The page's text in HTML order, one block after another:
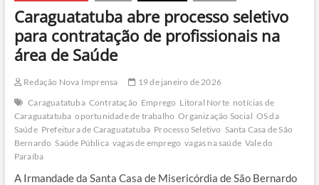
Caraguatatuba abre processo seletivo
para contratação de profissionais na
área de Saúde
Redação Nova Imprensa
19 de janeiro de 2026
Caraguatatuba Contratação Emprego Litoral Norte notícias de
Caraguatatuba oportunidade de trabalho Organização Social OS da
Saúde Prefeitura de Caraguatatuba Processo Seletivo Santa Casa de São
Bernardo Saúde Pública vagas de emprego vagas na saúde Vale do
Paraíba
A Irmandade da Santa Casa de Misericórdia de São Bernardo